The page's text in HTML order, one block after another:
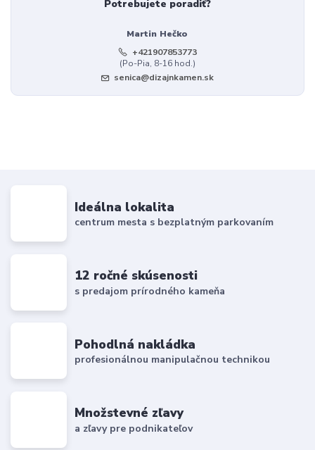
Potrebujete poradiť?
Martin Hečko
+421907853773
(Po-Pia, 8-16 hod.)
senica@dizajnkamen.sk
Ideálna lokalita
centrum mesta s bezplatným parkovaním
12 ročné skúsenosti
s predajom prírodného kameňa
Pohodlná nakládka
profesionálnou manipulačnou technikou
Množstevné zľavy
a zľavy pre podnikateľov